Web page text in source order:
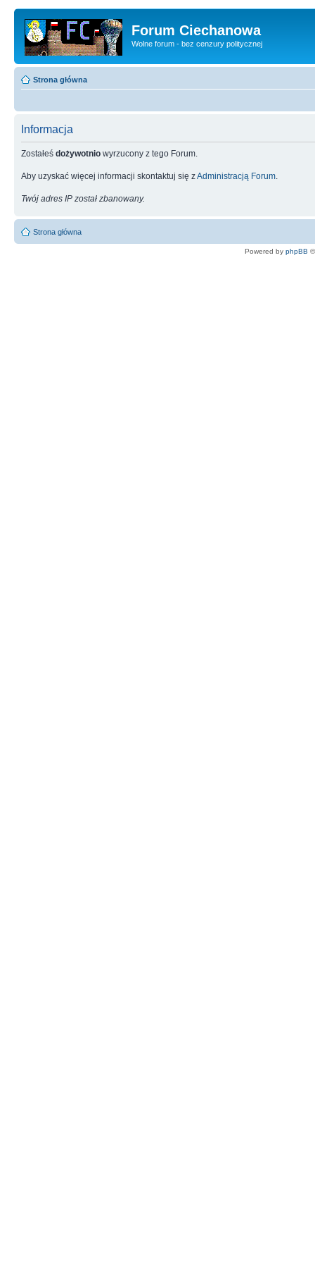
Forum Ciechanowa
Wolne forum - bez cenzury politycznej
Strona główna
Informacja
Zostałeś dożywotnio wyrzucony z tego Forum.
Aby uzyskać więcej informacji skontaktuj się zAdministracją Forum
Twój adres IP został zbanowany.
Strona główna
Powered by phpBB